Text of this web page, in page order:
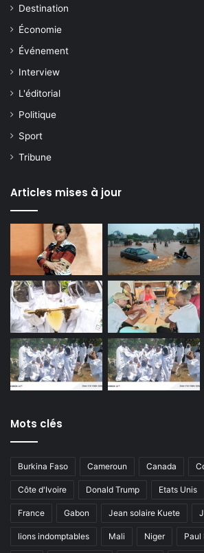
Destination
Économie
Événement
Interview
L'éditorial
Politique
Sport
Tribune
Articles mises à jour
Mots clés
Burkina Faso Cameroun Canada
Côte d'Ivoire Donald Trump Etats Unis
France Gabon Jean solaire Kuete
lions indomptables Mali Niger Paul